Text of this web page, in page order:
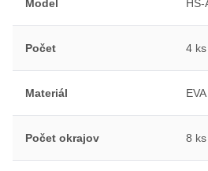
Model HS-
Počet 4 ks
Materiál EVA
Počet okrajov 8 ks